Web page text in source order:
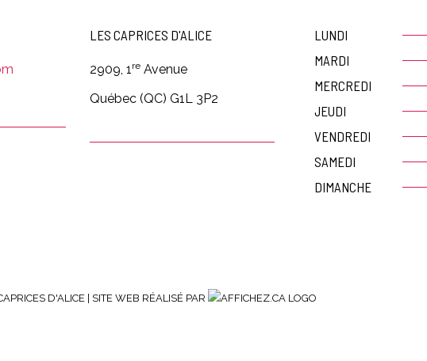
LES CAPRICES D'ALICE
2909, 1re Avenue
Québec (QC) G1L 3P2
LUNDI
MARDI
MERCREDI
JEUDI
VENDREDI
SAMEDI
DIMANCHE
D'ALICE | SITE WEB RÉALISÉ PAR